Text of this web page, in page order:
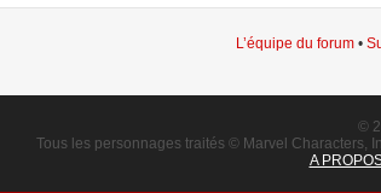
L’équipe du forum •
©
Tous les personnages traités © Marvel Characters,
A